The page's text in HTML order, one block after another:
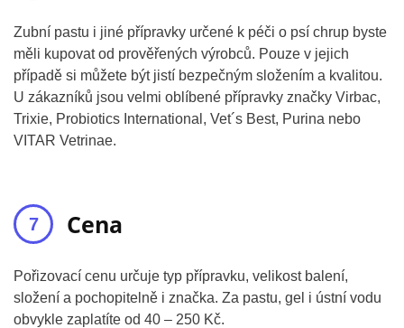
Zubní pastu i jiné přípravky určené k péči o psí chrup byste
měli kupovat od prověřených výrobců. Pouze v jejich
případě si můžete být jistí bezpečným složením a kvalitou.
U zákazníků jsou velmi oblíbené přípravky značky Virbac,
Trixie, Probiotics International, Vet´s Best, Purina nebo
VITAR Vetrinae.
Cena
Pořizovací cenu určuje typ přípravku, velikost balení,
složení a pochopitelně i značka. Za pastu, gel i ústní vodu
obvykle zaplatíte od 40 – 250 Kč.